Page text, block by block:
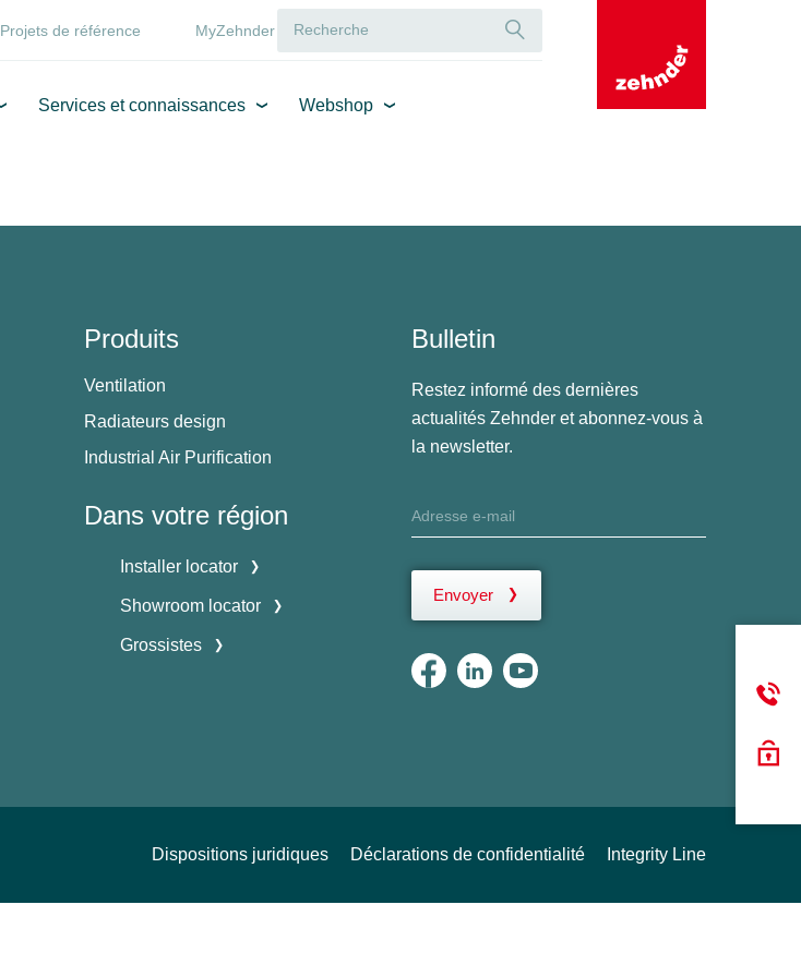
Projets de référence MyZehnder
Services et connaissances
Webshop
Produits
Ventilation
Radiateurs design
Industrial Air Purification
Dans votre région
Installer locator
Showroom locator
Grossistes
Bulletin
Restez informé des dernières
actualités Zehnder et abonnez-vous à
la newsletter.
Envoyer
Dispositions juridiques Déclarations de confidentialité Integrity Line